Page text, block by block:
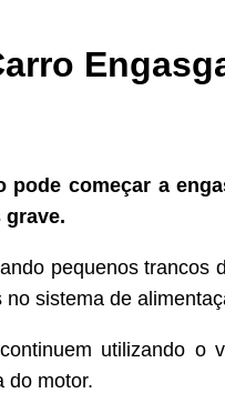
pode começar a
grave.
pequenos
sistema de
utilizando
do motor.